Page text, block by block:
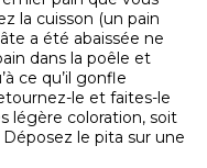
la cuisson (un pain
a été abaissée ne
dans la poêle et
ce qu’il gonfle
le et faites-le
légère coloration, soit
le pita sur une